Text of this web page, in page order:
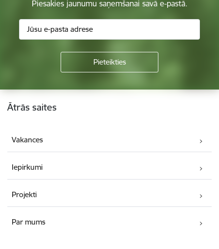
Piesakies jaunumu saņemšanai savā e-pastā.
Kājene
Ātrās saites
Vakances
Iepirkumi
Projekti
Par mums